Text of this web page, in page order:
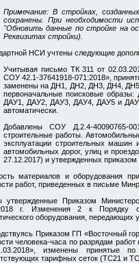
Примечание: В стройках,
сохранены. При необходимости
"Обновить данные по стройке на
Реквизитах стройки).
НСИ учтены следующие
Учитывая письмо ТК 311 от
СОУ 42.1-37641918-071:2018»,
заменены на ДН1, ДН2, ДН3, ДН4,
первоначальные поисковые
ДАУ1, ДАУ2, ДАУ3, ДАУ4, ДАУ5 и
автоматически.
Добавлены СОУ Д.2.4-40090765-
строительные работы.
эксплуатации строительных
автомобильных дорог, улиц и
27.12.2017) и утвержденных
материалов и оборудования
работ, приведенных в письме
утвержденные Приказом
г. Изменения 2 к Порядку
оборудования,
Приказом ГП «Восточный
человека-часа по разрядам
изменены принятые по
тарифных сеток (ТС21 и